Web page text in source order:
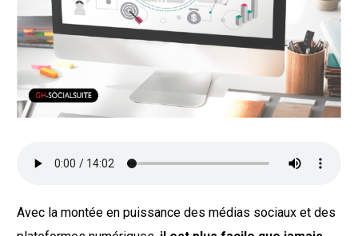
Avec la montée en puissance des médias sociaux et des